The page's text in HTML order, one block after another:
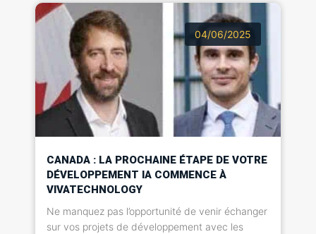
04/06/2025
CANADA : LA PROCHAINE ÉTAPE DE VOTRE
DÉVELOPPEMENT IA COMMENCE À
VIVATECHNOLOGY
Ne manquez pas l’opportunité de venir échanger
sur vos projets de développement avec les